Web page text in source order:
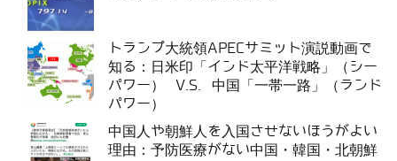
トランプ大統領APECサミット演説動画で
知る：日米印「インド太平洋戦略」（シー
パワー） V.S. 中国「一帯一路」（ランド
パワー）
中国人や朝鮮人を入国させないほうがよい
理由：予防医療がない中国・韓国・北朝鮮